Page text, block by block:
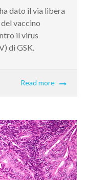
dato il via libera
vaccino
il virus
di GSK.
Read more